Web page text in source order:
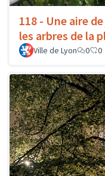
118 - Une aire
les arbres de la
Ville de Lyon 0 0